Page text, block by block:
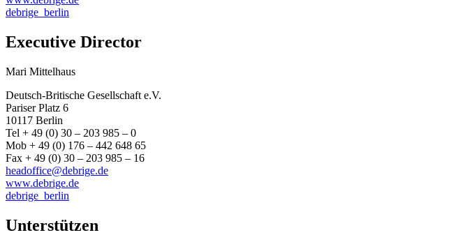
debrige_berlin
Executive Director
Mari Mittelhaus
Deutsch-Britische Gesellschaft e.V.
Pariser Platz 6
10117 Berlin
Tel + 49 (0) 30 – 203 985 – 0
Mob + 49 (0) 176 – 442 648 65
Fax + 49 (0) 30 – 203 985 – 16
headoffice@debrige.de
www.debrige.de
debrige_berlin
Unterstützen